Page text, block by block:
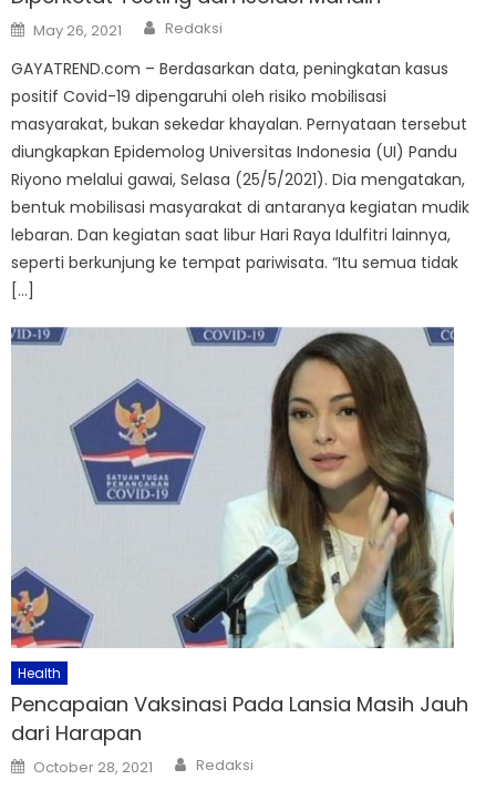
Posted
on
May 26, 2021 Author
Redaksi
GAYATREND.com – Berdasarkan data, peningkatan kasus
positif Covid-19 dipengaruhi oleh risiko mobilisasi
masyarakat, bukan sekedar khayalan. Pernyataan tersebut
diungkapkan Epidemolog Universitas Indonesia (UI) Pandu
Riyono melalui gawai, Selasa (25/5/2021). Dia mengatakan,
bentuk mobilisasi masyarakat di antaranya kegiatan mudik
lebaran. Dan kegiatan saat libur Hari Raya Idulfitri lainnya,
seperti berkunjung ke tempat pariwisata. “Itu semua tidak
[…]
Health
Pencapaian Vaksinasi Pada Lansia Masih Jauh
dari Harapan
Posted
on
October 28, 2021 Author
Redaksi